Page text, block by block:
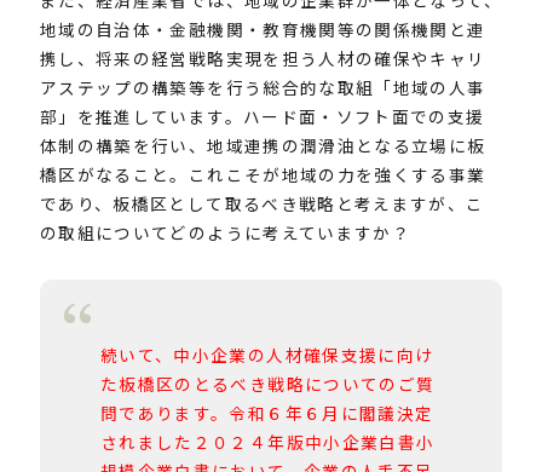
地域の自治体・金融機関・教育機関等の関係機関と連
携し、将来の経営戦略実現を担う人材の確保やキャリ
アステップの構築等を行う総合的な取組「地域の人事
部」を推進しています。ハード面・ソフト面での支援
体制の構築を行い、地域連携の潤滑油となる立場に板
橋区がなること。これこそが地域の力を強くする事業
であり、板橋区として取るべき戦略と考えますが、こ
の取組についてどのように考えていますか？
続いて、中小企業の人材確保支援に向け
た板橋区のとるべき戦略についてのご質
問であります。令和６年６月に閣議決定
されました２０２４年版中小企業白書小